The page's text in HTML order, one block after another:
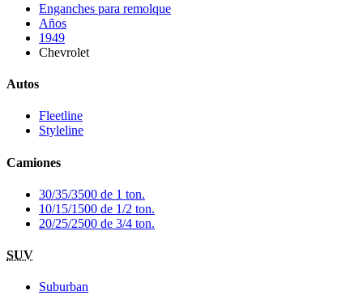
Enganches para remolque
Años
1949
Chevrolet
Autos
Fleetline
Styleline
Camiones
30/35/3500 de 1 ton.
10/15/1500 de 1/2 ton.
20/25/2500 de 3/4 ton.
SUV
Suburban